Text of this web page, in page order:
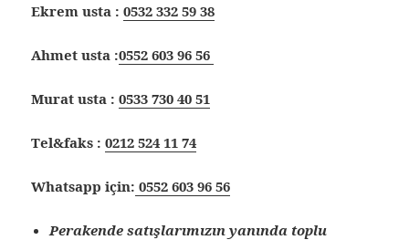
Ekrem usta :0532 332 59 38
Ahmet usta :0552 603 96 56
Murat usta :0533 730 40 51
Tel&faks :0212 524 11 74
Whatsapp için: 0552 603 96 56
Perakende satışlarımızın yanında toplu